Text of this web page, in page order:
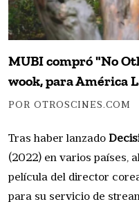
MUBI compró "No
wook, para América
POR OTROSCINES.COM
Tras haber lanzado
(2022) en varios países,
película del director
para su servicio de